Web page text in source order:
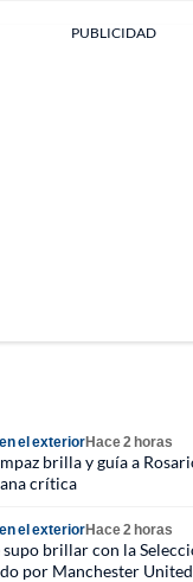
PUBLICIDAD
el exteriorHace 2 horas
brilla y guía a
crítica
el exteriorHace 2 horas
supo brillar con la
por Manchester United